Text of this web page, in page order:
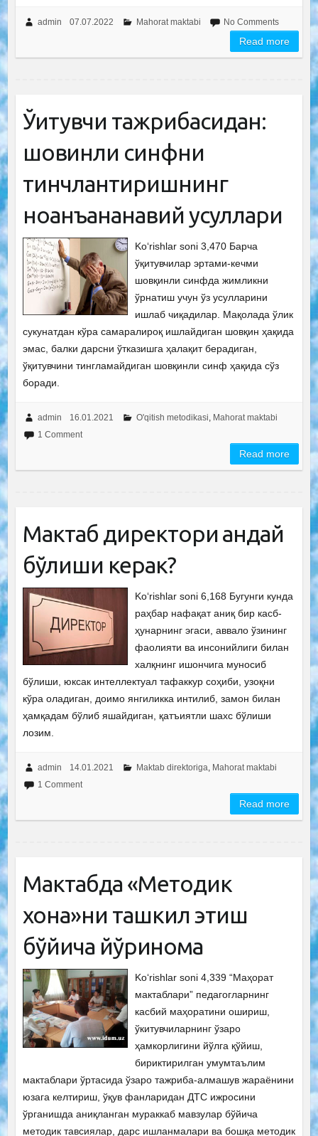
admin 07.07.2022 Mahorat maktabi No Comments
Read more
Ўқитувчи тажрибасидан:
шовқинли синфни
тинчлантиришнинг
ноанъананавий усуллари
Ko‘rishlar soni 3,470 Барча
ўқитувчилар эртами-кечми
шовқинли синфда жимликни
ўрнатиш учун ўз усулларини
ишлаб чиқадилар. Мақолада ўлик
сукунатдан кўра самаралироқ ишлайдиган шовқин ҳақида
эмас, балки дарсни ўтказишга ҳалақит берадиган,
ўқитувчини тингламайдиган шовқинли синф ҳақида сўз
боради.
admin 16.01.2021 O'qitish metodikasi Mahorat maktabi
1 Comment
Read more
Мактаб директори қандай
бўлиши керак?
Ko‘rishlar soni 6,168 Бугунги кунда
раҳбар нафақат аниқ бир касб-
ҳунарнинг эгаси, аввало ўзининг
фаолияти ва инсонийлиги билан
халқнинг ишончига муносиб
бўлиши, юксак интеллектуал тафаккур соҳиби, узоқни
кўра оладиган, доимо янгиликка интилиб, замон билан
ҳамқадам бўлиб яшайдиган, қатъиятли шахс бўлиши
лозим.
admin 14.01.2021 Maktab direktoriga Mahorat maktabi
1 Comment
Read more
Мактабда «Методик
хона»ни ташкил этиш
бўйича йўриқнома
Ko‘rishlar soni 4,339 “Маҳорат
мактаблари” педагогларнинг
касбий маҳоратини ошириш,
ўкитувчиларнинг ўзаро
ҳамкорлигини йўлга қўйиш,
бириктирилган умумтаълим
мактаблари ўртасида ўзаро тажриба-алмашув жараёнини
юзага келтириш, ўқув фанларидан ДТС ижросини
ўрганишда аниқланган мураккаб мавзулар бўйича
методик тавсиялар, дарс ишланмалари ва бошқа методик